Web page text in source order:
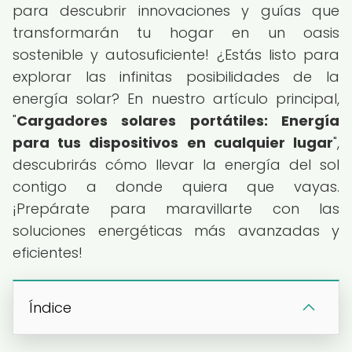
para descubrir innovaciones y guías que
transformarán tu hogar en un oasis
sostenible y autosuficiente! ¿Estás listo para
explorar las infinitas posibilidades de la
energía solar? En nuestro artículo principal,
"Cargadores solares portátiles: Energía
para tus dispositivos en cualquier lugar",
descubrirás cómo llevar la energía del sol
contigo a donde quiera que vayas.
¡Prepárate para maravillarte con las
soluciones energéticas más avanzadas y
eficientes!
Índice